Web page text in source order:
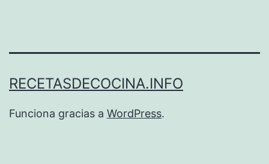
RECETASDECOCINA.INFO
Funciona gracias a WordPress.